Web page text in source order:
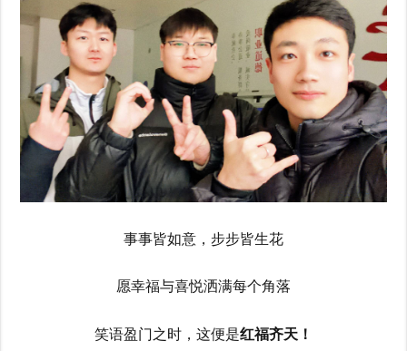
事事皆如意，步步皆生花
愿幸福与喜悦洒满每个角落
笑语盈门之时，这便是红福齐天！